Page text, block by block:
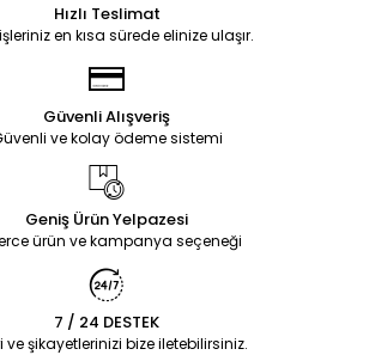
Hızlı Teslimat
en kısa sürede elinize ulaşır.
Güvenli Alışveriş
ve kolay ödeme sistemi
Geniş Ürün Yelpazesi
ürün ve kampanya seçeneği
7 / 24 DESTEK
ve şikayetlerinizi bize iletebilirsiniz.